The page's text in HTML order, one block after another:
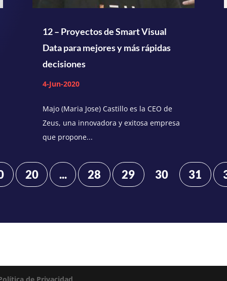
12 – Proyectos de Smart Visual
Data para mejores y más rápidas
decisiones
4-Jun-2020
Majo (Maria Jose) Castillo es la CEO de
Zeus, una innovadora y exitosa empresa
que propone...
20 ... 28 29 30 31